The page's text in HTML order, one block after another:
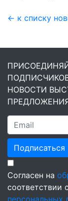
← к списку
НОВОСТИ
Подписаться
Согласен на
соответствии с